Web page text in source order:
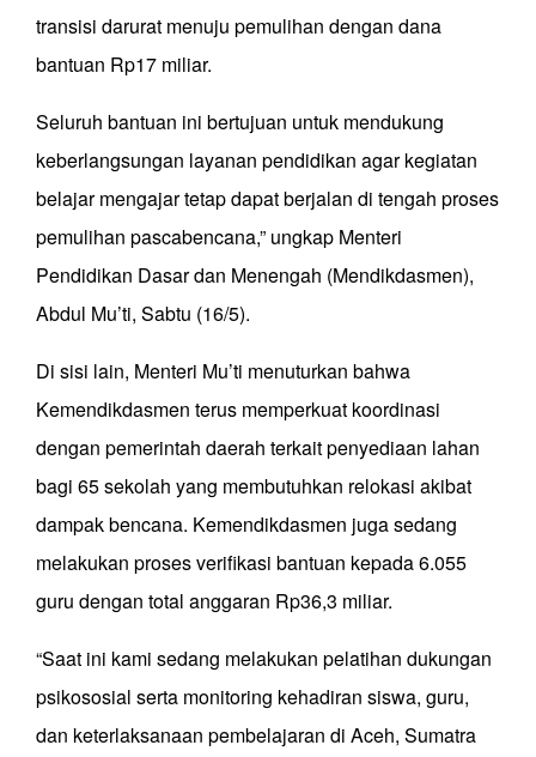
transisi darurat menuju pemulihan dengan dana
bantuan Rp17 miliar.
Seluruh bantuan ini bertujuan untuk mendukung
keberlangsungan layanan pendidikan agar kegiatan
belajar mengajar tetap dapat berjalan di tengah proses
pemulihan pascabencana,” ungkap Menteri
Pendidikan Dasar dan Menengah (Mendikdasmen),
Abdul Mu’ti, Sabtu (16/5).
Di sisi lain, Menteri Mu’ti menuturkan bahwa
Kemendikdasmen terus memperkuat koordinasi
dengan pemerintah daerah terkait penyediaan lahan
bagi 65 sekolah yang membutuhkan relokasi akibat
dampak bencana. Kemendikdasmen juga sedang
melakukan proses verifikasi bantuan kepada 6.055
guru dengan total anggaran Rp36,3 miliar.
“Saat ini kami sedang melakukan pelatihan dukungan
psikososial serta monitoring kehadiran siswa, guru,
dan keterlaksanaan pembelajaran di Aceh, Sumatra